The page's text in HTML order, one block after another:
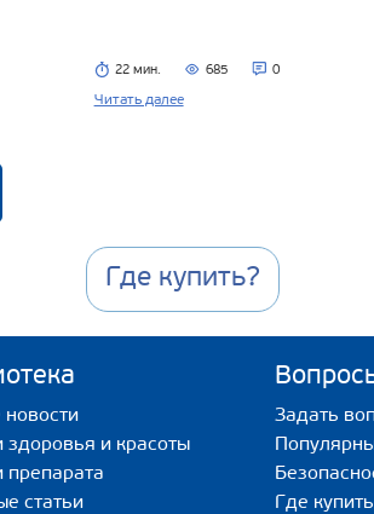
22 мин. 685 0
Читать далее
Где купить?
здоровья и красоты
препарата
статьи
Задать
Где